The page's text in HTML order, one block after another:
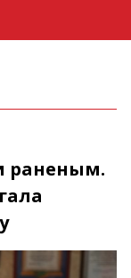
раненым.